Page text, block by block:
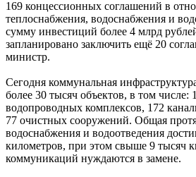
169 концессионных соглашений в
теплоснабжения, водоснабжения и
сумму инвестиций более 4 млрд
запланировано заключить ещё 20
министр.
Сегодня коммунальная
более 30 тысяч объектов, в том числе:
водопроводных комплексов, 172
77 очистных сооружений. Общая
водоснабжения и водоотведения
километров, при этом свыше 9 тысяч
коммуникаций нуждаются в замене.